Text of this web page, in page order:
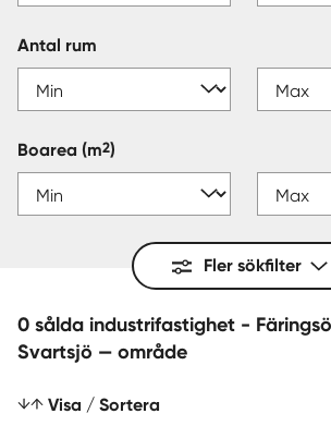
Antal rum
Boarea (m2)
Fler sökfilter
0 sålda industrifastighet - Färingsö Färjestaden,
Svartsjö — område
Visa / Sortera